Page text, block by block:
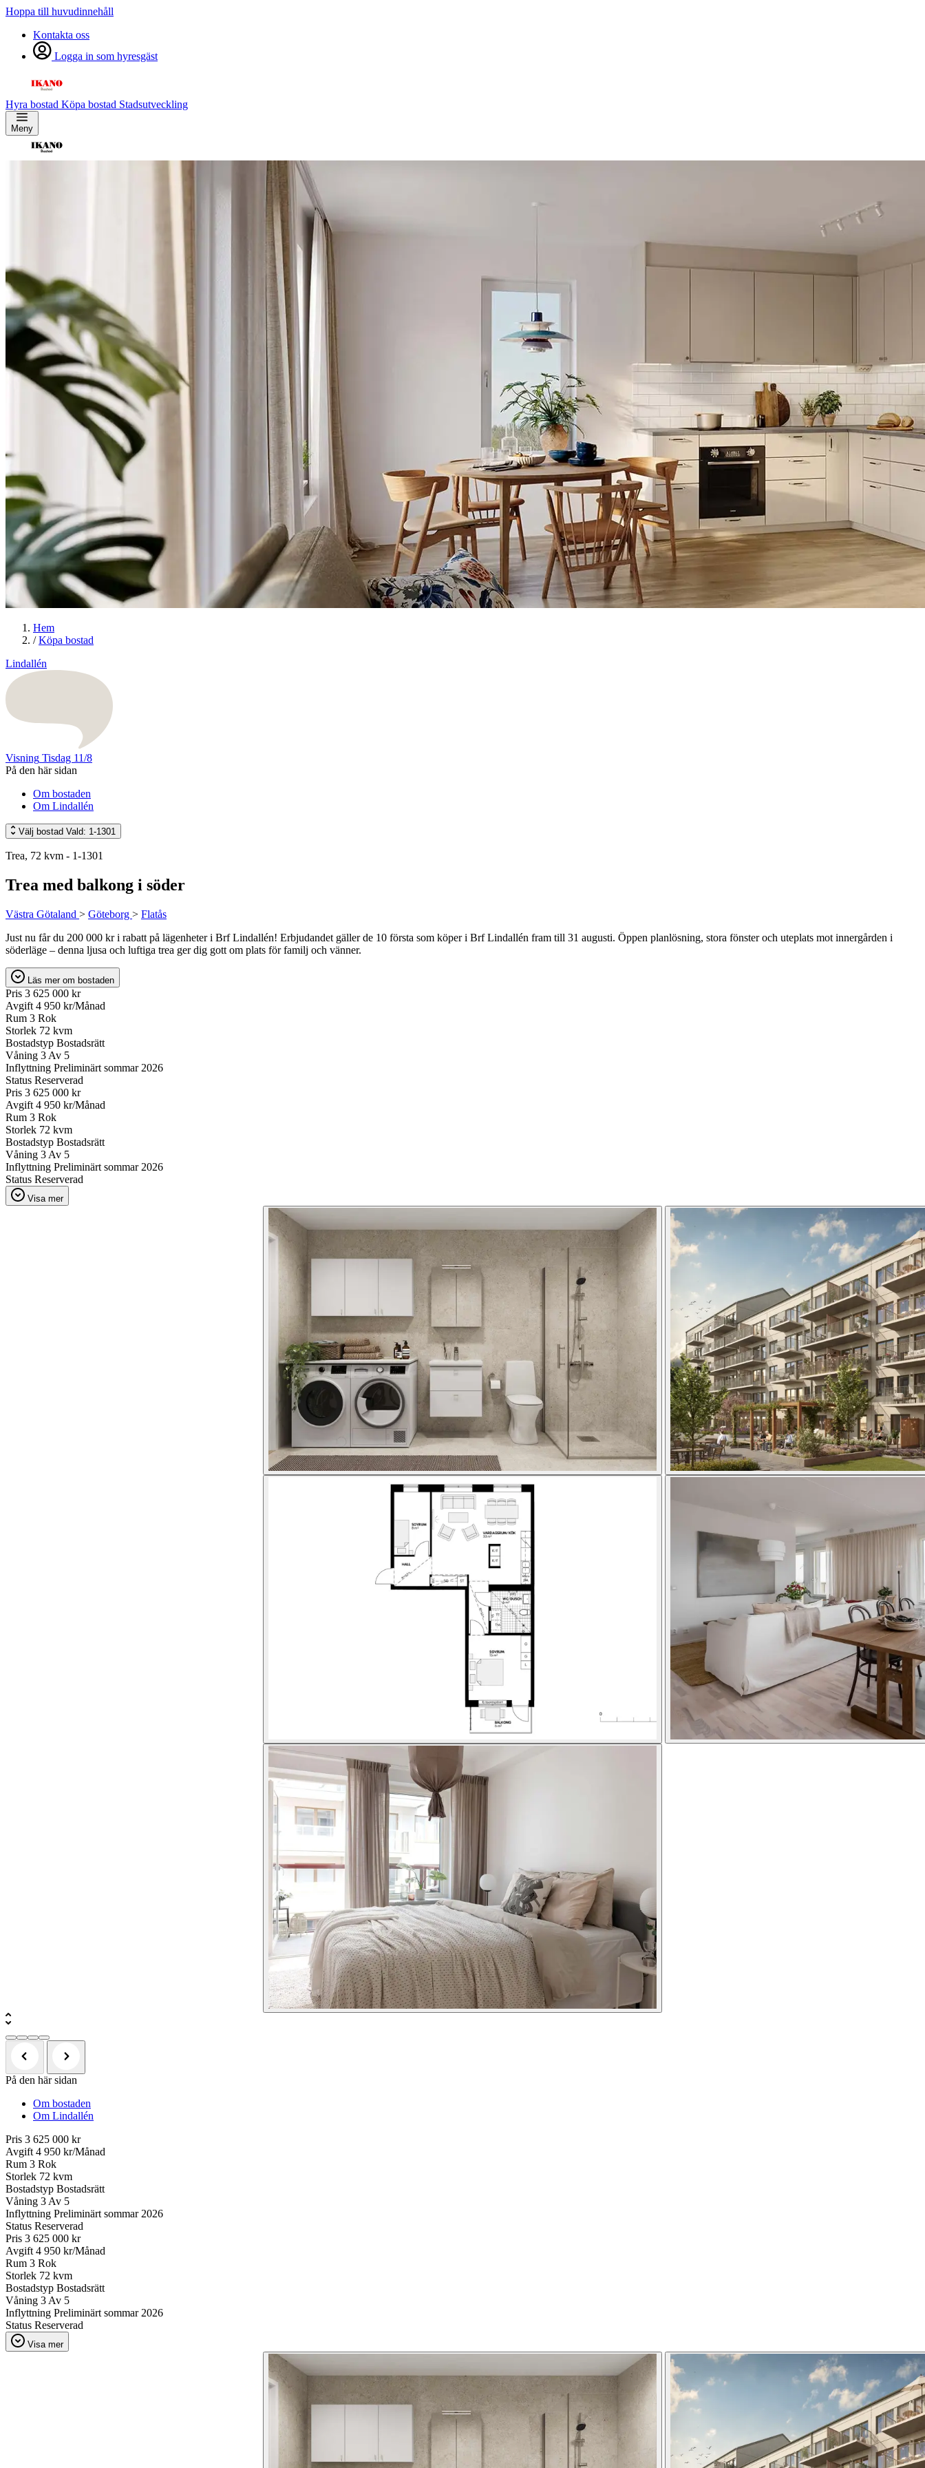
Hoppa till huvudinnehåll
Kontakta oss
Logga in som hyresgäst
Hyra bostad Köpa bostad Stadsutveckling
Meny
Hem
/ Köpa bostad
Lindallén
Visning Tisdag 11/8
På den här sidan
Om bostaden
Om Lindallén
Välj bostad Vald: 1-1301
Trea, 72 kvm - 1-1301
Trea med balkong i söder
Västra Götaland > Göteborg > Flatås
Just nu får du 200 000 kr i rabatt på lägenheter i Brf Lindallén! Erbjudandet gäller de 10 första som köper i Brf Lindallén fram till 31 augusti. Öppen planlösning, stora fönster och uteplats mot innergården i
söderläge – denna ljusa och luftiga trea ger dig gott om plats för familj och vänner.
Läs mer om bostaden
Pris 3 625 000 kr
Avgift 4 950 kr/Månad
Rum 3 Rok
Storlek 72 kvm
Bostadstyp Bostadsrätt
Våning 3 Av 5
Inflyttning Preliminärt sommar 2026
Status Reserverad
Pris 3 625 000 kr
Avgift 4 950 kr/Månad
Rum 3 Rok
Storlek 72 kvm
Bostadstyp Bostadsrätt
Våning 3 Av 5
Inflyttning Preliminärt sommar 2026
Status Reserverad
Visa mer
På den här sidan
Om bostaden
Om Lindallén
Pris 3 625 000 kr
Avgift 4 950 kr/Månad
Rum 3 Rok
Storlek 72 kvm
Bostadstyp Bostadsrätt
Våning 3 Av 5
Inflyttning Preliminärt sommar 2026
Status Reserverad
Pris 3 625 000 kr
Avgift 4 950 kr/Månad
Rum 3 Rok
Storlek 72 kvm
Bostadstyp Bostadsrätt
Våning 3 Av 5
Inflyttning Preliminärt sommar 2026
Status Reserverad
Visa mer